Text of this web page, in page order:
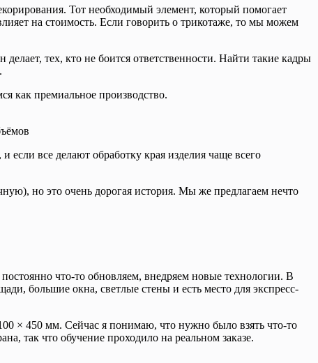
Тот необходимый элемент, который помогает
на стоимость. Если говорить о трикотаже, то мы можем
тех, кто не боится ответственности. Найти такие кадры
как премиальное производство.
все делают обработку края изделия чаще всего
но это очень дорогая история. Мы же предлагаем нечто
что-то обновляем, внедряем новые технологии. В
большие окна, светлые стены и есть место для экспресс-
× 450 мм. Сейчас я понимаю, что нужно было взять что-то
так что обучение проходило на реальном заказе.